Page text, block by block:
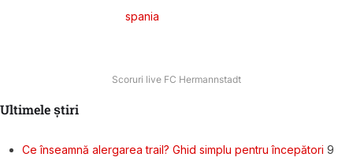
spania
Scoruri live FC Hermannstadt
Ultimele știri
Ce înseamnă alergarea trail? Ghid simplu pentru începători 9